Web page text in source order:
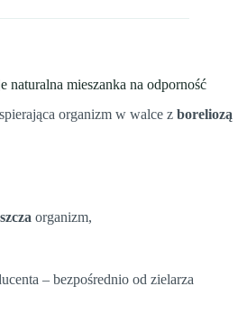
naturalna mieszanka na odporność
organizm w walce z boreliozą
organizm,
– bezpośrednio od zielarza